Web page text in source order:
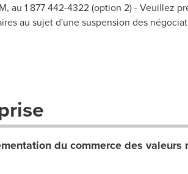
au 1 877 442-4322 (option 2) - Veuillez
au sujet d'une suspension des
du commerce des valeurs